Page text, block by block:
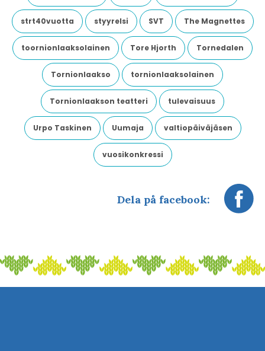
strt40vuotta styyrelsi SVT The Magnettes
toornionlaaksolainen Tore Hjorth Tornedalen
Tornionlaakso tornionlaaksolainen
Tornionlaakson teatteri tulevaisuus
Urpo Taskinen Uumaja valtiopäiväjäsen
vuosikonkressi
Dela på facebook: